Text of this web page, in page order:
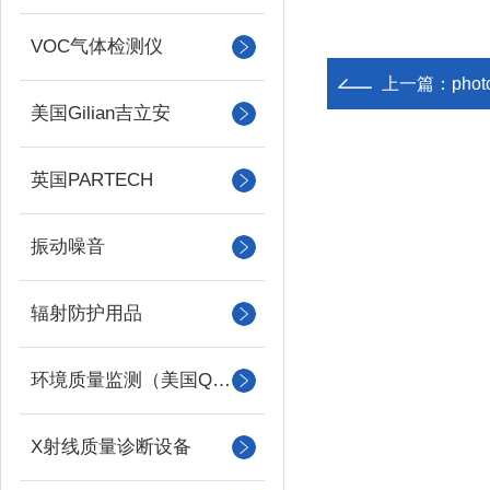
VOC气体检测仪
美国Gilian吉立安
英国PARTECH
振动噪音
辐射防护用品
环境质量监测（美国QUEST）
X射线质量诊断设备
上一篇：